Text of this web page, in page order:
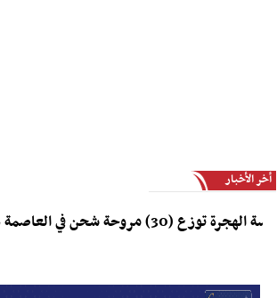
أخر الأخبار
شحن في العاصمة عدن و لحج